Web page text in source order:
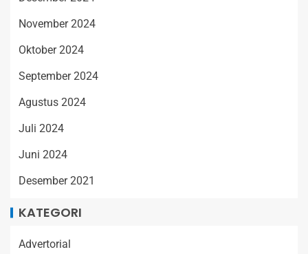
November 2024
Oktober 2024
September 2024
Agustus 2024
Juli 2024
Juni 2024
Desember 2021
KATEGORI
Advertorial